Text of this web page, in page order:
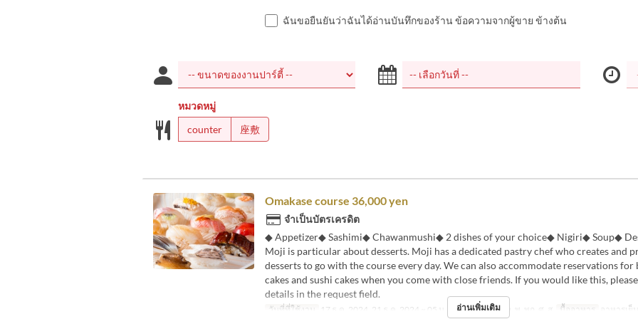
ฉันขอยืนยันว่าฉันได้อ่านบันทึกของร้าน ข้อความจากผู้ขาย ข้างต้น
หมวดหมู่
counter
座敷
Omakase course 36,000 yen
จำเป็นบัตรเครดิต
◆ Appetizer◆ Sashimi◆ Chawanmushi◆ 2 dishes of your choice◆ Nigiri◆ Soup◆
Moji is particular about desserts. Moji has a dedicated pastry chef who creates and
desserts to go with the course every day. We can also accommodate reservations
cakes and sushi cakes when you come with close friends. If you would like this,
details in the request field.
วันที่ที่ใช้งาน 17 ธ.ค. 2024, 21 ธ.ค. 2024 ~ 05 ม.ค. 2025 วัน จ, อ, พ, พฤ, ศ, ส มื้ออาหาร อาหารเย็น
อ่านเพิ่มเติม